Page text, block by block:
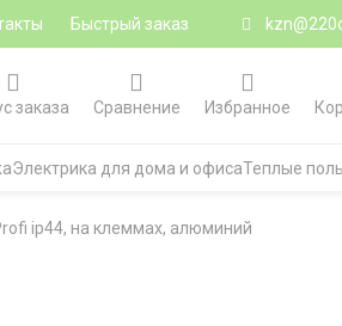
Быстрый заказ
заказа Сравнение Избранное
Электрика для дома и офисаТеплые
ip44, на клеммах, алюминий